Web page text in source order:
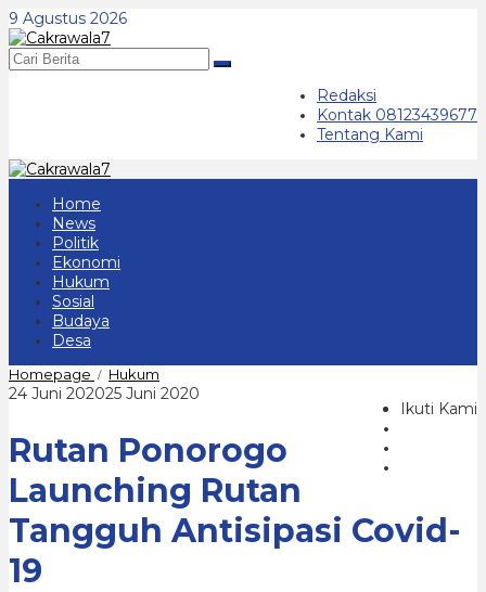
Lewati
ke
konten
9 Agustus 2026
Redaksi
Kontak 08123439677
Tentang Kami
Home
News
Politik
Ekonomi
Hukum
Sosial
Budaya
Desa
Homepage / Hukum
Ponorogo
Tangguh
Antisipasi
19
Ikuti Kami
24 Juni 202025 Juni 2020
Rutan Ponorogo
Launching Rutan
Tangguh Antisipasi Covid-
19